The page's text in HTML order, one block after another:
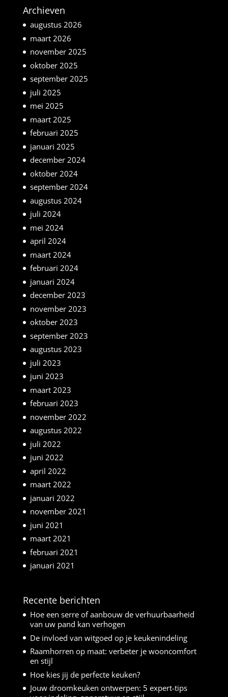
Archieven
augustus 2026
maart 2026
november 2025
oktober 2025
september 2025
juli 2025
mei 2025
maart 2025
februari 2025
januari 2025
december 2024
oktober 2024
september 2024
augustus 2024
juli 2024
mei 2024
april 2024
maart 2024
februari 2024
januari 2024
december 2023
november 2023
oktober 2023
september 2023
augustus 2023
juli 2023
juni 2023
maart 2023
februari 2023
november 2022
augustus 2022
juli 2022
juni 2022
april 2022
maart 2022
januari 2022
november 2021
juni 2021
maart 2021
februari 2021
januari 2021
Recente berichten
Hoe een serre of aanbouw de verhuurbaarheid
van uw pand kan verhogen
De invloed van witgoed op je keukenindeling
Raamhorren op maat: verbeter je wooncomfort
en stijl
Hoe kies jij de perfecte keuken?
Jouw droomkeuken ontwerpen: 5 expert-tips